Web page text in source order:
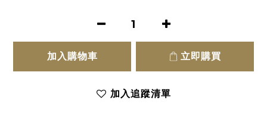
加入購物車 立即購買
加入追蹤清單